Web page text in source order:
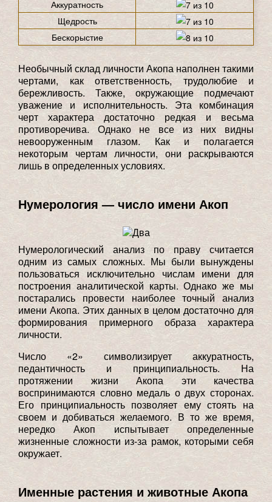
Аккуратность
Щедрость
Бескорыстие
Необычный склад личности Акопа наполнен такими
чертами, как ответственность, трудолюбие и
бережливость. Также, окружающие подмечают
уважение и исполнительность. Эта комбинация
черт характера достаточно редкая и весьма
противоречива. Однако не все из них видны
невооруженным глазом. Как и полагается
некоторым чертам личности, они раскрываются
лишь в определенных условиях.
Нумерология — число имени Акоп
Нумерологический анализ по праву считается
одним из самых сложных. Мы были вынуждены
пользоваться исключительно числам имени для
построения аналитической карты. Однако же мы
постарались провести наиболее точный анализ
имени Акопа. Этих данных в целом достаточно для
формирования примерного образа характера
личности.
Число «2» символизирует аккуратность,
педантичность и принципиальность. На
протяжении жизни Акопа эти качества
воспринимаются словно медаль о двух сторонах.
Его принципиальность позволяет ему стоять на
своем и добиваться желаемого. В то же время,
нередко Акоп испытывает определенные
жизненные сложности из-за рамок, которыми себя
окружает.
Именные растения и животные Акопа